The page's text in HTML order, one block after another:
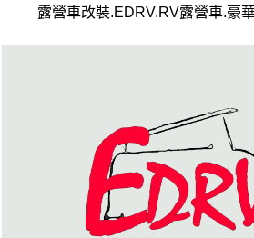
露營車改裝.EDRV.RV露營車.豪